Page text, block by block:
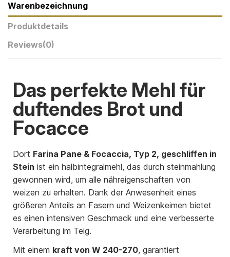
Warenbezeichnung
Produktdetails
Reviews(0)
Das perfekte Mehl für
duftendes Brot und
Focacce
Dort Farina Pane & Focaccia, Typ 2, geschliffen in
Stein ist ein halbintegralmehl, das durch steinmahlung
gewonnen wird, um alle nähreigenschaften von
weizen zu erhalten. Dank der Anwesenheit eines
größeren Anteils an Fasern und Weizenkeimen bietet
es einen intensiven Geschmack und eine verbesserte
Verarbeitung im Teig.
Mit einem kraft von W 240-270, garantiert